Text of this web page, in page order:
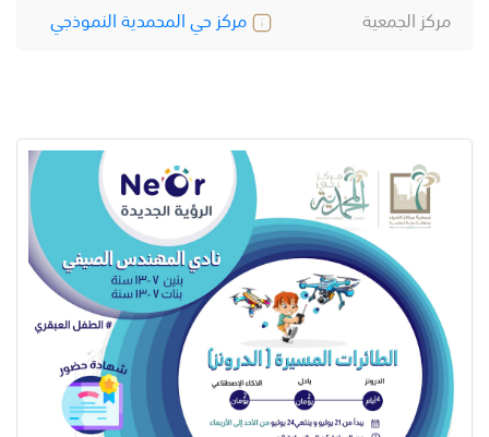
مركز الجمعية
مركز حي المحمدية النموذجي